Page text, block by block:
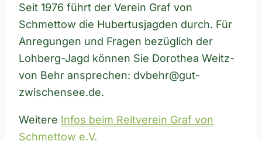
Seit 1976 führt der Verein Graf von
Schmettow die Hubertusjagden durch. Für
Anregungen und Fragen bezüglich der
Lohberg-Jagd können Sie Dorothea Weitz-
von Behr ansprechen: dvbehr@gut-
zwischensee.de.
Weitere Infos beim Reitverein Graf von
Schmettow e.V.